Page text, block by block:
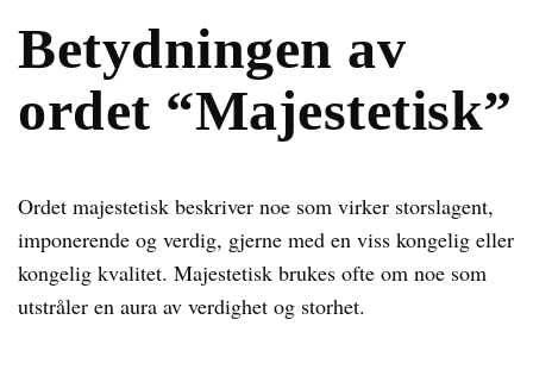
Betydningen av
ordet “Majestetisk”
Ordet majestetisk beskriver noe som virker storslagent,
imponerende og verdig, gjerne med en viss kongelig eller
kongelig kvalitet. Majestetisk brukes ofte om noe som
utstråler en aura av verdighet og storhet.